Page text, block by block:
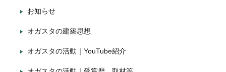
お知らせ
オガスタの建築思想
オガスタの活動｜YouTube紹介